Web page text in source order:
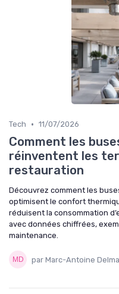
Tech • 11/07/2026
Comment les
réinventent les
restauration
Découvrez comment les
optimisent le confort
réduisent la consommation
avec données chiffrées,
maintenance.
par Marc-Antoine